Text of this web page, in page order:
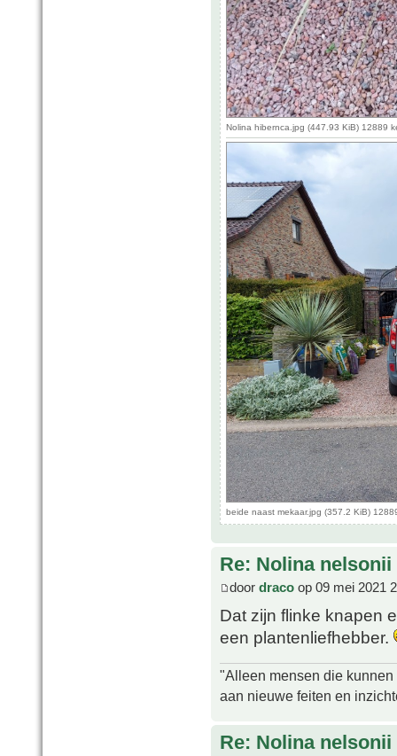
Nolina hibernca.jpg (447.93 KiB) 12889
beide naast mekaar.jpg (357.2 KiB)
Re: Nolina nelsonii
door draco op 09 mei 2021
Dat zijn flinke knapen
een plantenliefhebber.
"Alleen mensen die
aan nieuwe feiten en
Re: Nolina nelsonii